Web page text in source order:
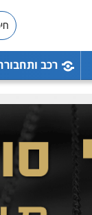
רכב